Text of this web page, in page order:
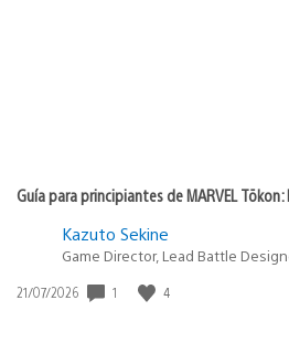
Guía para principiantes de MARVEL
Kazuto Sekine
Game Director, Lead Battle
Fecha
21/07/2026 1 4